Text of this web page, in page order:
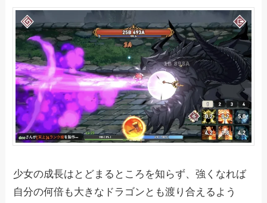
少女の成長はとどまるところを知らず、強くなれば
自分の何倍も大きなドラゴンとも渡り合えるよう